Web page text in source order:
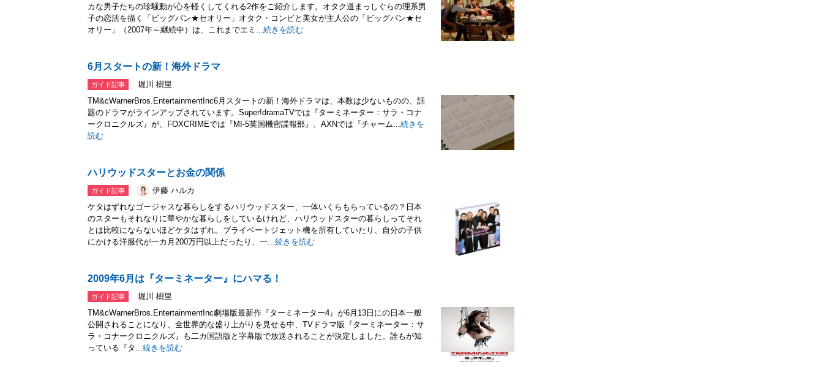
カな男子たちの珍騒動が心を軽くしてくれる2作をご紹介します。オタク道まっしぐらの理系男
子の恋活を描く「ビッグバン★セオリー」オタク・コンビと美女が主人公の「ビッグバン★セ
オリー」（2007年～継続中）は、これまでエミ...続きを読む
6月スタートの新！海外ドラマ
ガイド記事
堀川 樹里
TM&cWarnerBros.EntertainmentInc6月スタートの新！海外ドラマは、本数は少ないものの、話
題のドラマがラインアップされています。Super!dramaTVでは『ターミネーター：サラ・コナ
ークロニクルズ』が、FOXCRIMEでは『MI-5英国機密諜報部』、AXNでは『チャーム...続きを
読む
ハリウッドスターとお金の関係
ガイド記事
伊藤 ハルカ
ケタはずれなゴージャスな暮らしをするハリウッドスター、一体いくらもらっているの？日本
のスターもそれなりに華やかな暮らしをしているけれど、ハリウッドスターの暮らしってそれ
とは比較にならないほどケタはずれ。プライベートジェット機を所有していたり、自分の子供
にかける洋服代が一カ月200万円以上だったり、一...続きを読む
2009年6月は『ターミネーター』にハマる！
ガイド記事
堀川 樹里
TM&cWarnerBros.EntertainmentInc劇場版最新作『ターミネーター4』が6月13日にの日本一般
公開されることになり、全世界的な盛り上がりを見せる中、TVドラマ版『ターミネーター：サ
ラ・コナークロニクルズ』も二カ国語版と字幕版で放送されることが決定しました。誰もが知
っている『タ...続きを読む